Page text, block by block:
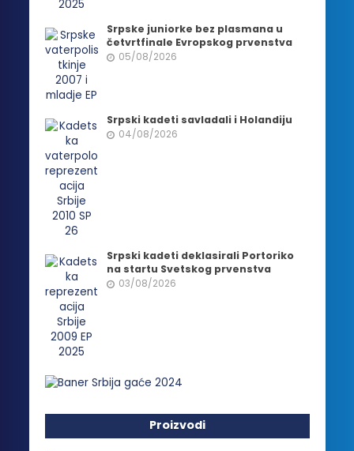
Srpske juniorke bez plasmana u
četvrtfinale Evropskog prvenstva
05/08/2026
Srpski kadeti savladali i Holandiju
04/08/2026
Srpski kadeti deklasirali Portoriko
na startu Svetskog prvenstva
03/08/2026
Proizvodi